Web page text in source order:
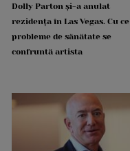
Dolly Parton și-a anulat
rezidența în Las Vegas. Cu ce
probleme de sănătate se
confruntă artista